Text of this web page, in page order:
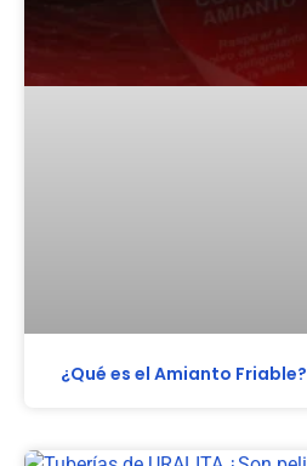
¿Qué es el Amianto Friable?